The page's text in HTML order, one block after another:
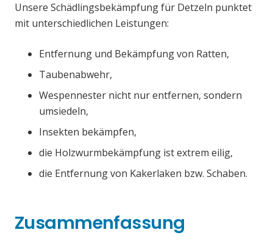
Unsere Schädlingsbekämpfung für Detzeln punktet
mit unterschiedlichen Leistungen:
Entfernung und Bekämpfung von Ratten,
Taubenabwehr,
Wespennester nicht nur entfernen, sondern
umsiedeln,
Insekten bekämpfen,
die Holzwurmbekämpfung ist extrem eilig,
die Entfernung von Kakerlaken bzw. Schaben.
Zusammenfassung